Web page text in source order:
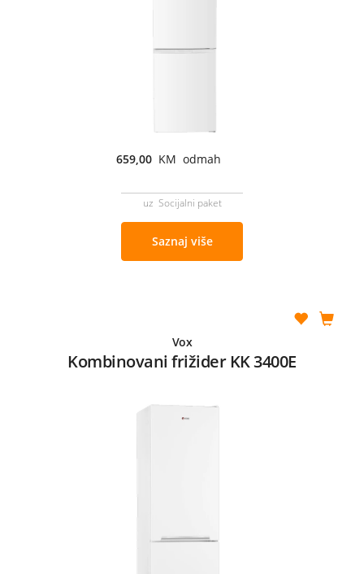
659,00 KM odmah
uz Socijalni paket
Saznaj više
Vox
Kombinovani frižider KK 3400E